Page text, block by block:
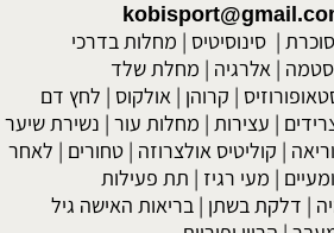
סוכרת | סינוסיטיס | מחלות בדרכי
| אלרגיה | מחלת שלד
| קרוהן | אולקוס | לחץ דם
| עצירות | מחלות עור | נשירת שיער
| קוליטיס אולצרוזה |טחורים | לאחר
| מעי רגיז | תת פעילות
| דלקת בשתן | בריאות האישה גיל